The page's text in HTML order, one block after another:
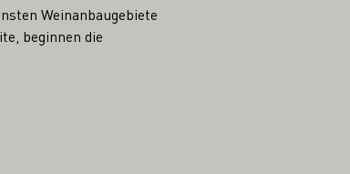
Weinanbaugebiete
beginnen die